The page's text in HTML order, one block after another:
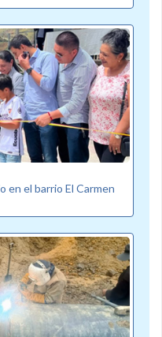
en el barrio El Carmen